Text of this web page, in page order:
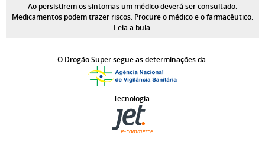
Ao persistirem os sintomas um médico deverá ser consultado.
Medicamentos podem trazer riscos. Procure o médico e o farmacêutico.
Leia a bula.
O Drogão Super segue as determinações da:
Tecnologia: